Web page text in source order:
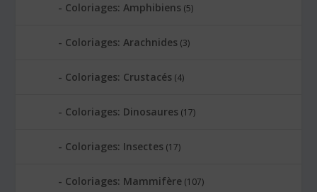
Coloriages: Amphibiens (5)
Coloriages: Arachnides (3)
Coloriages: Crustacés (4)
Coloriages: Dinosaures (17)
Coloriages: Insectes (17)
Coloriages: Mammifère (107)